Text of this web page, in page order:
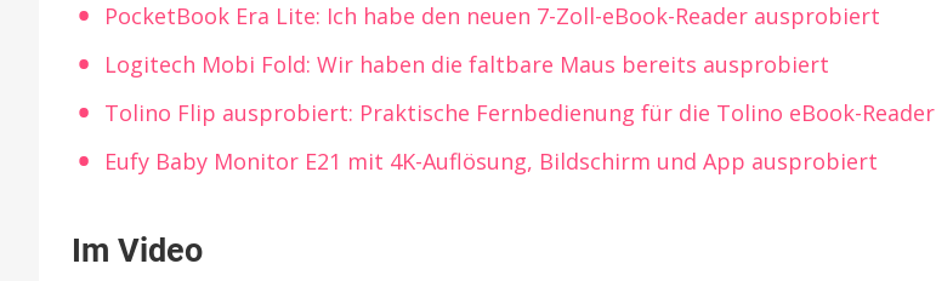
PocketBook Era Lite: Ich habe den neuen 7-Zoll-eBook-Reader ausprobiert
Logitech Mobi Fold: Wir haben die faltbare Maus bereits ausprobiert
Tolino Flip ausprobiert: Praktische Fernbedienung für die Tolino eBook-Reader
Eufy Baby Monitor E21 mit 4K-Auflösung, Bildschirm und App ausprobiert
Im Video